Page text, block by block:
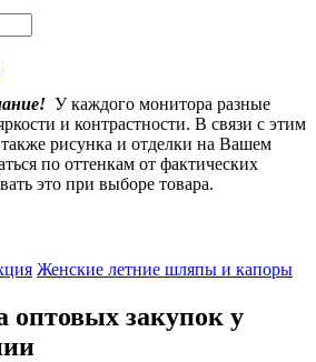
У каждого монитора разные
и контрастности. В связи с этим
также рисунка и отделки на Вашем
по оттенкам от фактических
это при выборе товара.
Женские летние шляпы и капоры
оптовых закупок у